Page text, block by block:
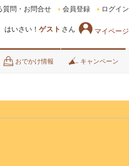
いさい！ ゲスト さん マイページ
質問・お問合せ 会員登録 ログイン
おでかけ情報 キャンペーン